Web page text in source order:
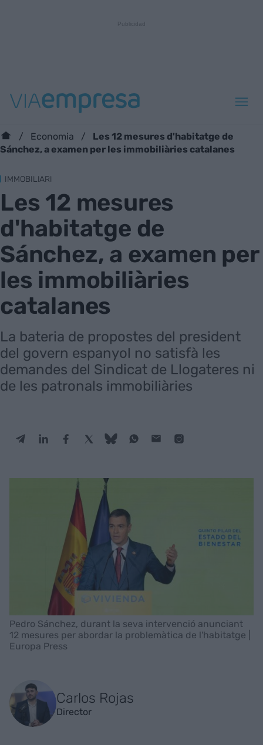
Economia
Les 12 mesures d'habitatge de
Sánchez, a examen per les immobiliàries catalanes
IMMOBILIARI
Les 12 mesures
d'habitatge de
Sánchez, a examen per
les immobiliàries
catalanes
La bateria de propostes del president
del govern espanyol no satisfà les
demandes del Sindicat de Llogateres ni
de les patronals immobiliàries
Pedro Sánchez, durant la seva intervenció anunciant
12 mesures per abordar la problemàtica de l'habitatge |
Europa Press
Carlos Rojas
Director